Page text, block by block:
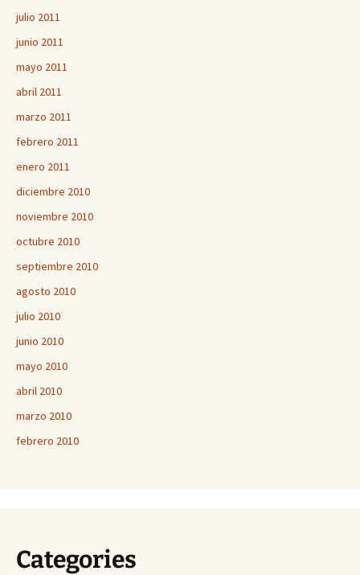
julio 2011
junio 2011
mayo 2011
abril 2011
marzo 2011
febrero 2011
enero 2011
diciembre 2010
noviembre 2010
octubre 2010
septiembre 2010
agosto 2010
julio 2010
junio 2010
mayo 2010
abril 2010
marzo 2010
febrero 2010
Categories